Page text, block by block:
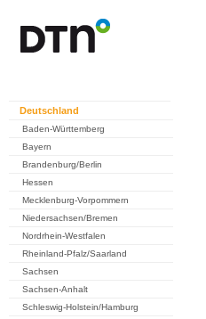
Deutschland
Baden-Württemberg
Bayern
Brandenburg/Berlin
Hessen
Mecklenburg-Vorpommern
Niedersachsen/Bremen
Nordrhein-Westfalen
Rheinland-Pfalz/Saarland
Sachsen
Sachsen-Anhalt
Schleswig-Holstein/Hamburg